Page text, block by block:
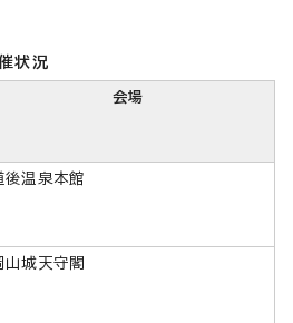
状況
会場
後温泉本館
山城天守閣